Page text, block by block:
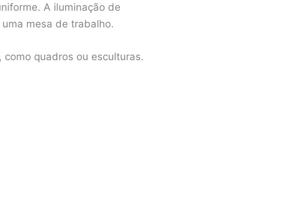
A iluminação de
mesa de trabalho.
quadros ou esculturas.